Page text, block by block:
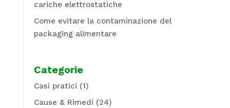
cariche elettrostatiche
Come evitare la contaminazione del
packaging alimentare
Categorie
Casi pratici (1)
Cause & Rimedi (24)